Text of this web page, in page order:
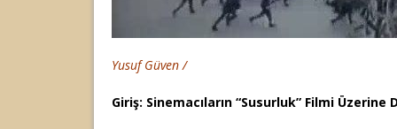
Yusuf Güven /
Giriş: Sinemacıların “Susurluk” Filmi Üzerine